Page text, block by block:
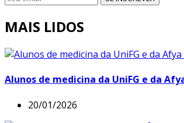
MAIS LIDOS
Alunos de medicina da UniFG e da
20/01/2026